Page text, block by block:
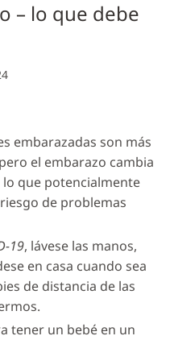
– lo que debe
embarazadas son más
el embarazo cambia
que potencialmente
de problemas
19, lávese las manos,
en casa cuando sea
de distancia de las
tener un bebé en un